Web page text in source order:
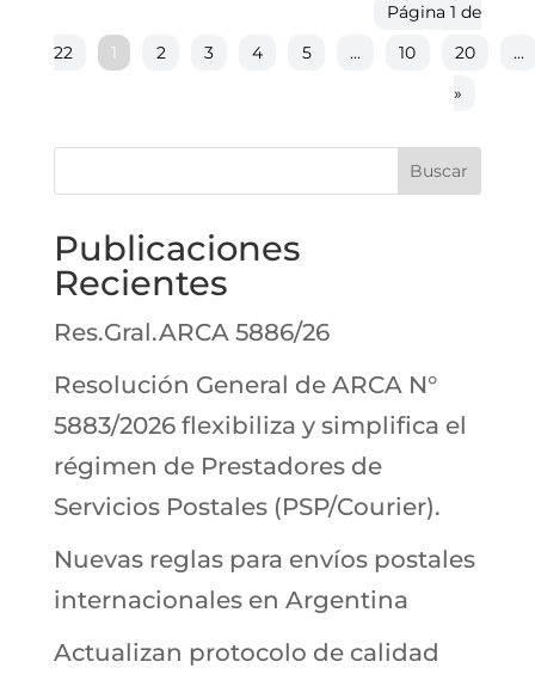
Página 1 de
22
1 2 3 4 5 ... 10 20
...
»
Buscar
Publicaciones
Recientes
Res.Gral.ARCA 5886/26
Resolución General de ARCA N°
5883/2026 flexibiliza y simplifica el
régimen de Prestadores de
Servicios Postales (PSP/Courier).
Nuevas reglas para envíos postales
internacionales en Argentina
Actualizan protocolo de calidad